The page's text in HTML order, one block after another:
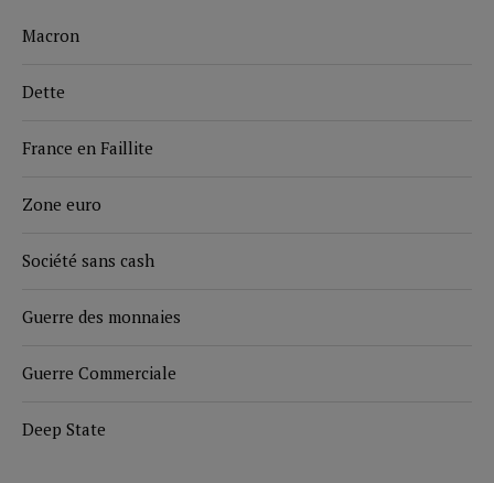
Macron
Dette
France en Faillite
Zone euro
Société sans cash
Guerre des monnaies
Guerre Commerciale
Deep State